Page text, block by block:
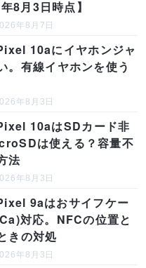
8月3日時点】
年8月7日
10aにイヤホンジャ
。有線イヤホンを使う
年8月3日
10aはSDカード非
は使える？容量不
法
年8月3日
9aはおサイフケー
対応。NFCの位置と
きの対処
年8月3日